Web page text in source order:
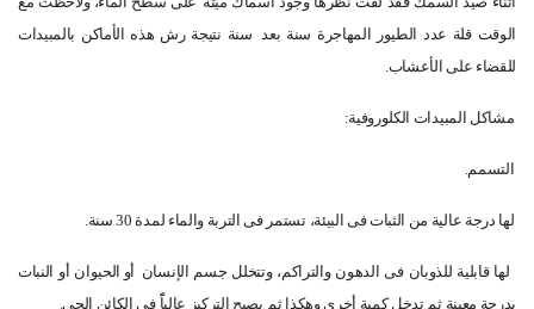
الوقت قلة عدد الطيور المهاجرة سنة بعد سنة نتيجة رش هذه الأماكن بالمبيدات
للقضاء على الأعشاب.
مشاكل المبيدات الكلوروفية:
التسمم.
لها درجة عالية من الثبات فى البيئة، تستمر فى التربة والماء لمدة 30 سنة.
لها قابلية للذوبان فى الدهون والتراكم، وتتخلل جسم الإنسان أو الحيوان أو النبات
بدرجة معينة ثم تدخل كمية أخرى وهكذا ثم يصبح التركيز عالياًً فى الكائن الحي.